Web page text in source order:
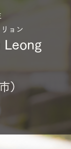
ョン
Leong
）